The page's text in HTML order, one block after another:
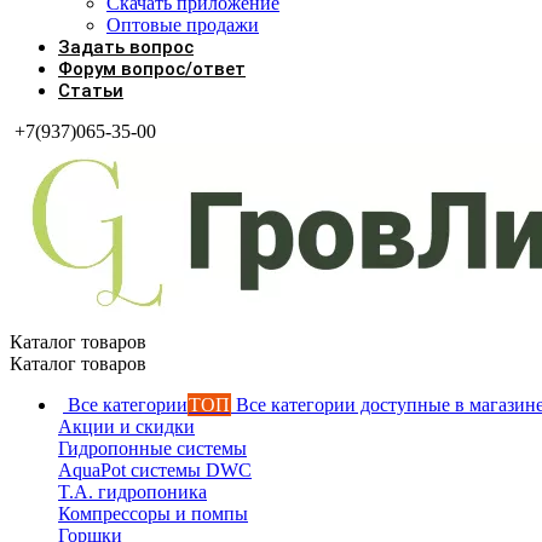
Оптовые продажи
Задать вопрос
Форум вопрос/ответ
Статьи
+7(937)065-35-00
Каталог товаров
Каталог товаров
Все категорииТОП Все категории доступные в
Акции и скидки
Гидропонные системы
AquaPot системы DWC
T.A. гидропоника
Компрессоры и помпы
Горшки